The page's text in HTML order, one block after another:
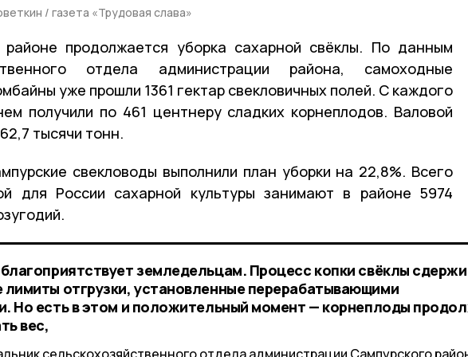
/ газета «Трудовая слава»
продолжается уборка сахарной свёклы. По данным
отдела администрации района, самоходные
уже прошли 1361 гектар свекловичных полей. С каждого
получили по 461 центнеру сладких корнеплодов. Валовой
тысячи тонн.
свекловоды выполнили план уборки на 22,8%. Всего
для России сахарной культуры занимают в районе 5974
земледельцам. Процесс копки свёклы
лимиты отгрузки, установленные перерабатывающими
Но есть в этом и положительный момент — корнеплоды
вес,